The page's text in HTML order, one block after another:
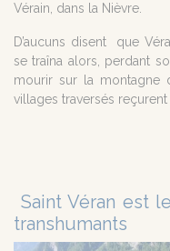
Vérain, dans la Nièvre.
D’aucuns disent que
se traîna alors, perdant
mourir sur la montagne
villages traversés reçurent
Saint Véran est
transhumants